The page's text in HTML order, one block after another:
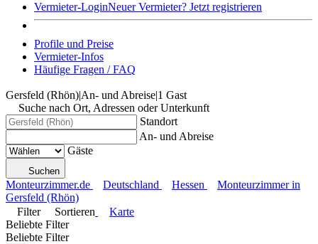
Vermieter-LoginNeuer Vermieter? Jetzt registrieren
Profile und Preise
Vermieter-Infos
Häufige Fragen / FAQ
Gersfeld (Rhön)|An- und Abreise|1 Gast
Suche nach Ort, Adressen oder Unterkunft
Standort
An- und Abreise
Gäste
Suchen
Monteurzimmer.de Deutschland Hessen
Monteurzimmer in
Gersfeld (Rhön)
Filter
Sortieren
Karte
Beliebte Filter
Beliebte Filter